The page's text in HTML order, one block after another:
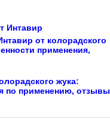
от колорадского
применения,
жука:
по применению, отзывы